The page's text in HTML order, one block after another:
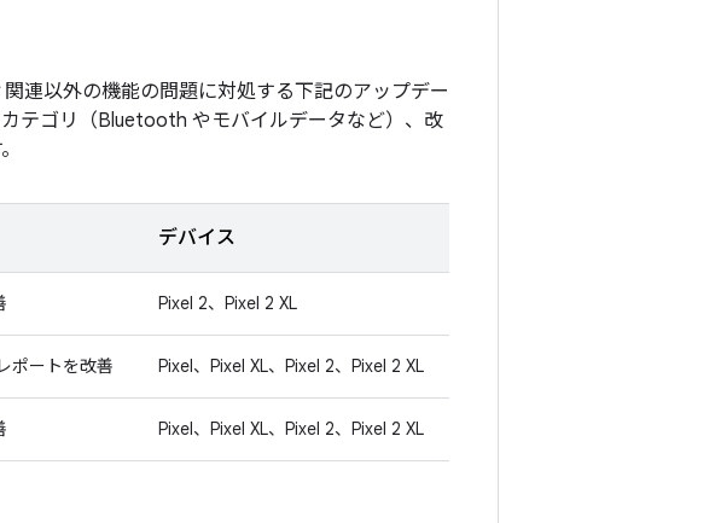
連以外の機能の問題に対処する下記のアップデー
テゴリ（Bluetooth やモバイルデータなど）、改
デバイス
Pixel 2、Pixel 2 XL
ポートを改善 Pixel、Pixel XL、Pixel 2、Pixel 2 XL
Pixel、Pixel XL、Pixel 2、Pixel 2 XL